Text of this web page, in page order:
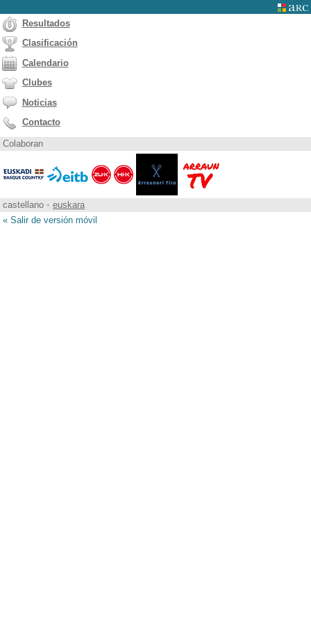
Resultados
Clasificación
Calendario
Clubes
Noticias
Contacto
Colaboran
castellano • euskara
« Salir de versión móvil